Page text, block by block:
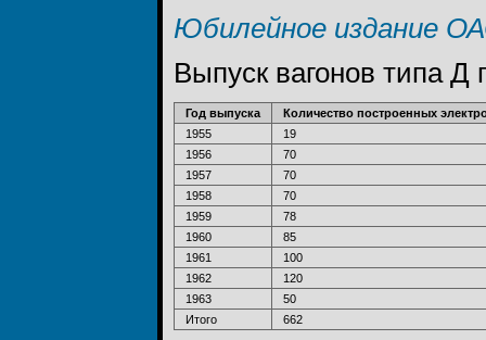
Юбилейное издание
Выпуск вагонов типа Д
Год выпуска
Количество построенных
1955
19
1956
70
1957
70
1958
70
1959
78
1960
85
1961
100
1962
120
1963
50
Итого
662